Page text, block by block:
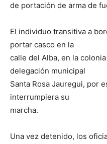
de portación de arma de
El individuo transitiva a
portar casco en la
calle del Alba, en la
delegación municipal
Santa Rosa Jauregui, por
interrumpiera su
marcha.
Una vez detenido, los